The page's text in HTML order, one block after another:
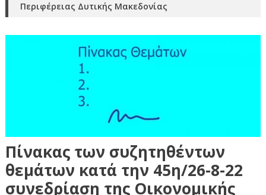
Περιφέρειας Δυτικής Μακεδονίας
Πίνακας των συζητηθέντων
θεμάτων κατά την 45η/26-8-22
συνεδρίαση της Οικονομικής